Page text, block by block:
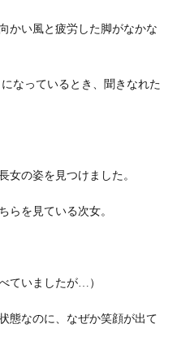
かい風と疲労した脚がなかな
なっているとき、聞きなれた
女の姿を見つけました。
らを見ている次女。
ていましたが…）
態なのに、なぜか笑顔が出て